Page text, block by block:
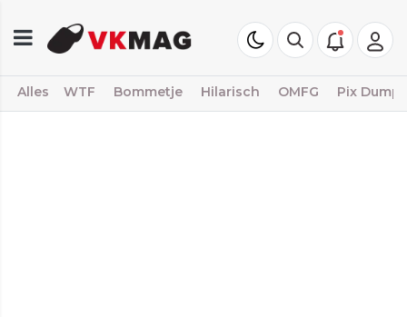
Alles WTF Bommetje Hilarisch OMFG Pix Dump